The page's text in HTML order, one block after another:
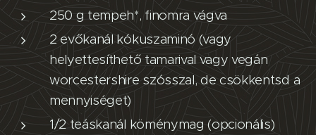
250 g tempeh*, finomra vágva
2 evőkanál kókuszaminó (vagy
helyettesíthető tamarival vagy vegán
worcestershire szósszal, de csökkentsd a
mennyiséget)
1/2 teáskanál köménymag (opcionális)